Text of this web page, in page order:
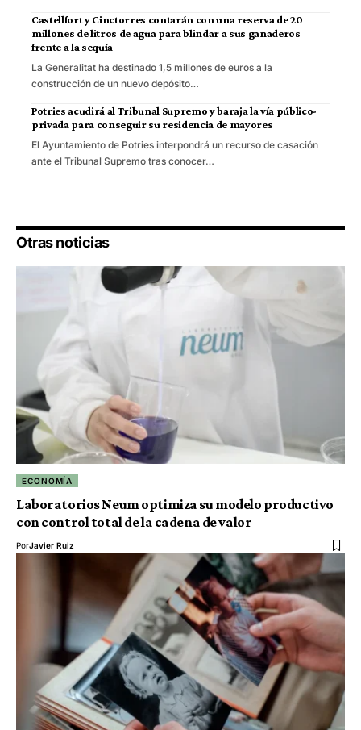
Castellfort y Cinctorres contarán con una reserva de 20
millones de litros de agua para blindar a sus ganaderos
frente a la sequía
La Generalitat ha destinado 1,5 millones de euros a la
construcción de un nuevo depósito…
Potries acudirá al Tribunal Supremo y baraja la vía público-
privada para conseguir su residencia de mayores
El Ayuntamiento de Potries interpondrá un recurso de casación
ante el Tribunal Supremo tras conocer…
Otras noticias
ECONOMÍA
Laboratorios Neum optimiza su modelo productivo
con control total de la cadena de valor
PorJavier Ruiz